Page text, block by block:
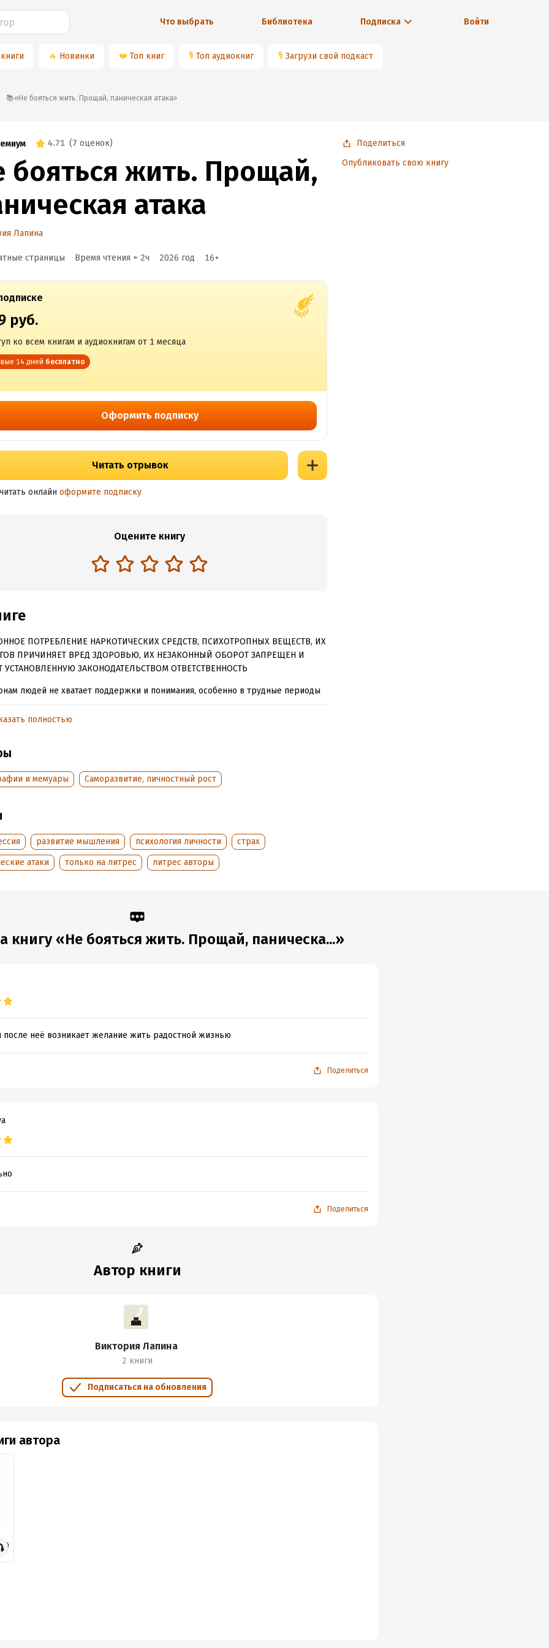
Что выбрать Библиотека Подписка Войти
🔥 Новинки ❤️ Топ книг 🎙 Топ аудиокниг 🎙 Загрузи свой подкаст
📚«Не бояться жить. Прощай, паническая атака»
4.71 (7 оценок)
бояться жить. Прощай,
атака
Лапина
страницы Время чтения ≈ 2ч 2026 год 16+
руб.
ко всем книгам и аудиокнигам от 1 месяца
14 дней бесплатно
Оформить подписку
Читать отрывок
онлайн оформите подписку
Оцените книгу
ПОТРЕБЛЕНИЕ НАРКОТИЧЕСКИХ СРЕДСТВ, ПСИХОТРОПНЫХ ВЕЩЕСТВ, ИХ
ПРИЧИНЯЕТ ВРЕД ЗДОРОВЬЮ, ИХ НЕЗАКОННЫЙ ОБОРОТ ЗАПРЕЩЕН И
УСТАНОВЛЕННУЮ ЗАКОНОДАТЕЛЬСТВОМ ОТВЕТСТВЕННОСТЬ
людей не хватает поддержки и понимания, особенно в трудные периоды
Лапина делится своей историей из жизни, которая описывает её путь от
плохого случая.
77315
2026
4 апреля 2022
полностью
и мемуары Саморазвитие, личностный рост
развитие мышления психология личности
страх
атаки
только на литрес литрес авторы
Поделиться
Опубликовать свою книгу
книгу «Не бояться жить. Прощай, паническа...»
после неё возникает желание жить радостной жизнью
Поделиться
Поделиться
Автор книги
Виктория Лапина
2 книги
Подписаться на обновления
автора